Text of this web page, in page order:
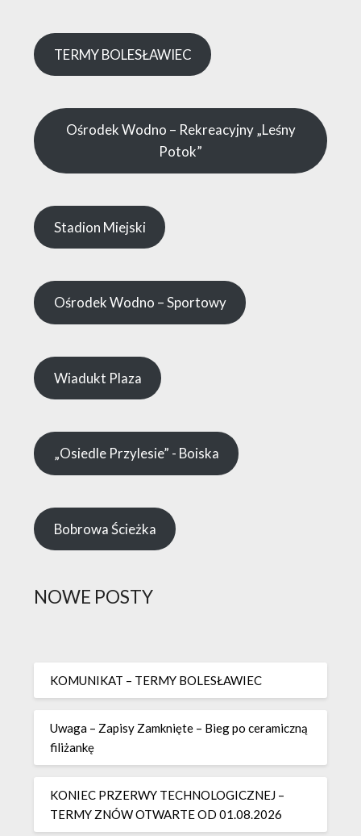
TERMY BOLESŁAWIEC
Ośrodek Wodno – Rekreacyjny „Leśny
Potok”
Stadion Miejski
Ośrodek Wodno – Sportowy
Wiadukt Plaza
„Osiedle Przylesie” - Boiska
Bobrowa Ścieżka
NOWE POSTY
KOMUNIKAT – TERMY BOLESŁAWIEC
Uwaga – Zapisy Zamknięte – Bieg po ceramiczną
filiżankę
KONIEC PRZERWY TECHNOLOGICZNEJ –
TERMY ZNÓW OTWARTE OD 01.08.2026